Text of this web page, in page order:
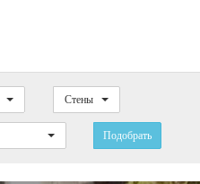
Стены
Подобрать